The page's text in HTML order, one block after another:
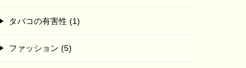
タバコの有害性 (1)
ファッション (5)